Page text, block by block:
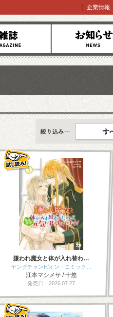
お知らせ
企業情報
すべて
嫌われ魔女と体が入れ替わ…
ヤングチャンピオン・コミック…
江本マシメサ / 十悠
発売日：2026.07.27